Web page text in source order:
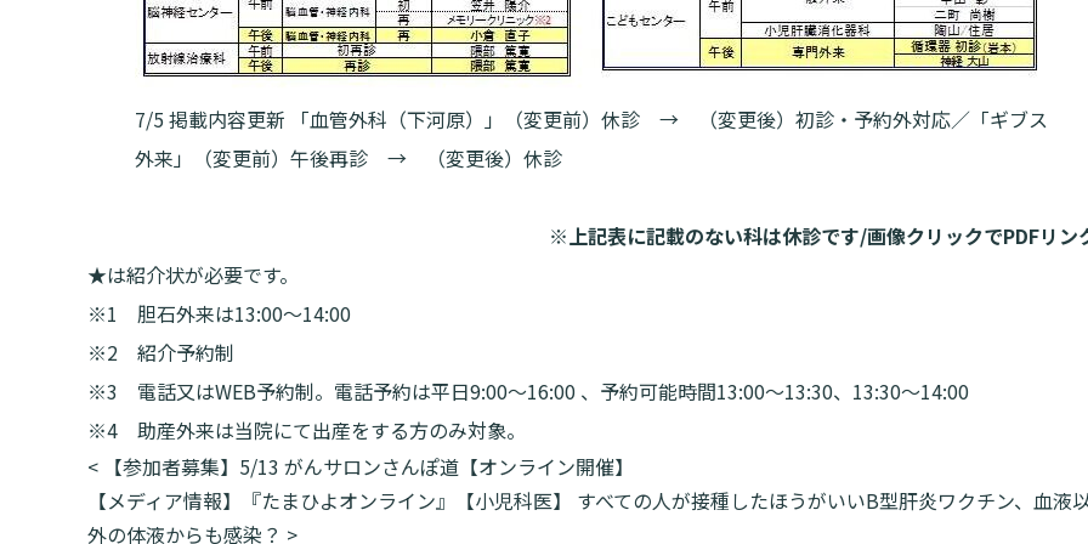
7/5 掲載内容更新 「血管外科（下河原）」（変更前）休診 → （変更後）初診・予約外対応／「ギブス
外来」（変更前）午後再診 → （変更後）休診
※上記表に記載のない科は休診です/画像クリックでPDFリン
★は紹介状が必要です。
※1 胆石外来は13:00～14:00
※2 紹介予約制
※3 電話又はWEB予約制。電話予約は平日9:00～16:00 、予約可能時間13:00～13:30、13:30～14:00
※4 助産外来は当院にて出産をする方のみ対象。
投
稿
ナ
< 【参加者募集】5/13 がんサロンさんぽ道【オンライン開催】
【メディア情報】『たまひよオンライン』【小児科医】 すべての人が接種したほうがいいB型肝炎ワクチン、血液
外の体液からも感染？ >